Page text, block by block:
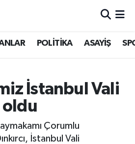
POLİTİKA ASAYİŞ
İstanbul Vali
oldu
Çorumlu
İstanbul Vali
ve Fikstür